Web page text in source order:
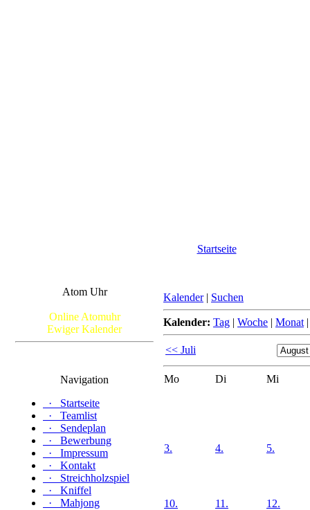
Startseite
Atom Uhr
Online Atomuhr
Ewiger Kalender
Navigation
·
Startseite
·
Teamlist
·
Sendeplan
·
Bewerbung
·
Impressum
·
Kontakt
·
Streichholzspiel
·
Kniffel
·
Mahjong
Kalender | Suchen
Kalender: Tag | Woche | Monat
<< Juli
Mo Di Mi
3. 4. 5.
10. 11. 12.